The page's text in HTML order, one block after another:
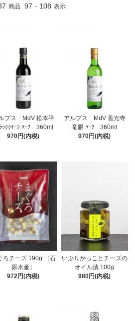
商品 97 - 108 表示
プス MdV 松本平
ｯｸｸｲｰﾝ ﾊｰﾌ 360ml
970円(内税)
アルプス MdV 善光寺
竜眼 ﾊｰﾌ 360ml
970円(内税)
ろチーズ 190g ［石
原水産］
972円(内税)
いぶりがっことチーズの
オイル漬 100g
980円(内税)